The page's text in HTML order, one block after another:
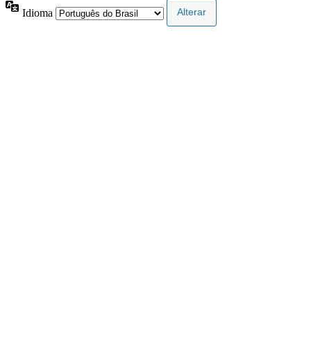
Idioma